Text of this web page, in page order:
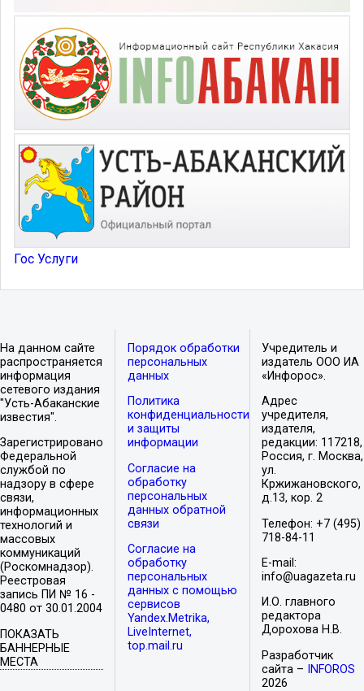
Гос Услуги
На данном сайте
распространяется
информация
сетевого издания
"Усть-Абаканские
известия".
Зарегистрировано
Федеральной
службой по
надзору в сфере
связи,
информационных
технологий и
массовых
коммуникаций
(Роскомнадзор).
Реестровая
запись ПИ № 16 -
0480 от 30.01.2004
ПОКАЗАТЬ
БАННЕРНЫЕ
МЕСТА
Порядок обработки
персональных
данных
Политика
конфиденциальности
и защиты
информации
Согласие на
обработку
персональных
данных обратной
связи
Согласие на
обработку
персональных
данных с помощью
сервисов
Yandex.Metrika,
LiveInternet,
top.mail.ru
Учредитель и
издатель ООО ИА
«Инфорос».
Адрес
учредителя,
издателя,
редакции: 117218,
Россия, г. Москва,
ул.
Кржижановского,
д.13, кор. 2
Телефон: +7 (495)
718-84-11
E-mail:
info@uagazeta.ru
И.О. главного
редактора
Дорохова Н.В.
Разработчик
сайта –
INFOROS
2026